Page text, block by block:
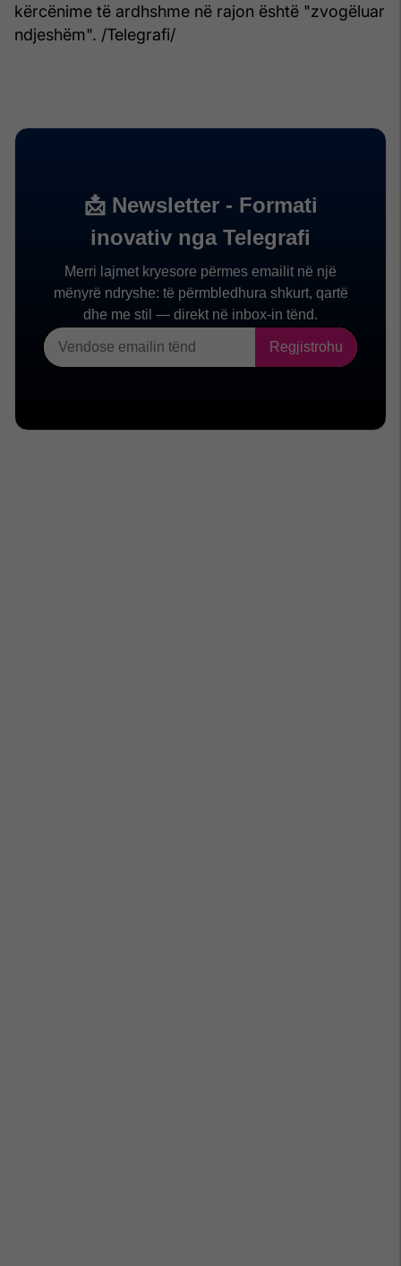
kërcënime të ardhshme në rajon është "zvogëluar
ndjeshëm". /Telegrafi/